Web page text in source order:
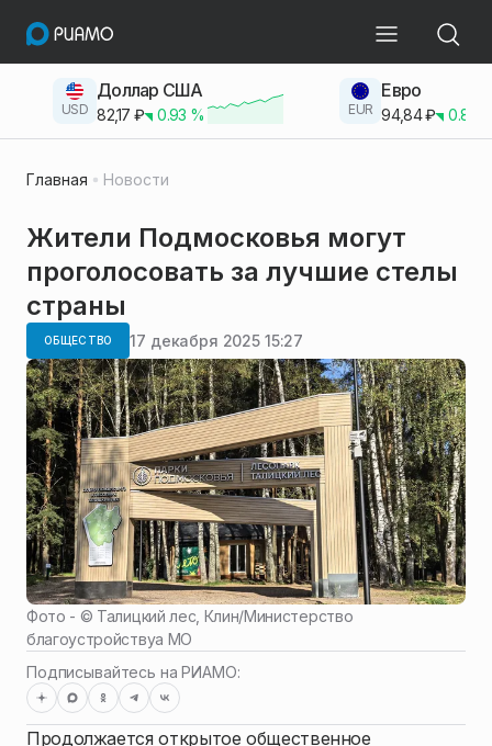
USD
Доллар США
82,17 ₽ 0.93 % EUR
Евро
94,84₽ 0.83
Главная Новости
Жители Подмосковья могут
проголосовать за лучшие стелы
страны
ОБЩЕСТВО 17 декабря 2025 15:27
Фото - © Талицкий лес, Клин/Министерство
благоустройствуа МО
Подписывайтесь на РИАМО:
Продолжается открытое общественное